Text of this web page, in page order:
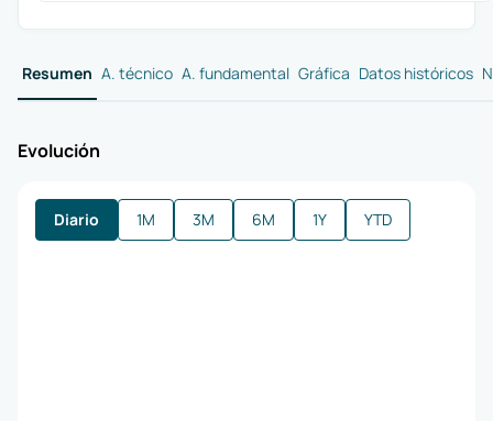
Resumen A. técnico A. fundamental Gráfica Datos históricos
Evolución
Diario 1M 3M 6M 1Y YTD